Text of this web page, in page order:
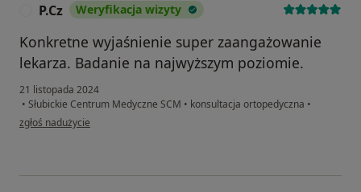
P.Cz Weryfikacja wizyty
Konkretne wyjaśnienie super zaangażowanie
lekarza. Badanie na najwyższym poziomie.
21 listopada 2024
• Słubickie Centrum Medyczne SCM • konsultacja ortopedyczna •
w opinii użytkownika P.Cz
zgłoś nadużycie